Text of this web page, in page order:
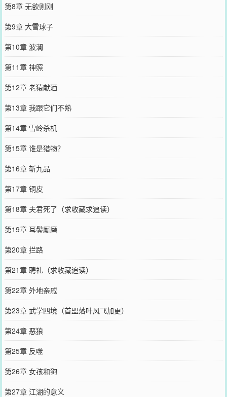
第8章 无欲则刚
第9章 大雪球子
第10章 波澜
第11章 神照
第12章 老猿献酒
第13章 我跟它们不熟
第14章 雪岭杀机
第15章 谁是猎物？
第16章 斩九品
第17章 铜皮
第18章 夫君死了（求收藏求追读）
第19章 耳鬓厮磨
第20章 拦路
第21章 聘礼（求收藏追读）
第22章 外地亲戚
第23章 武学四境（首盟落叶风飞加更）
第24章 恶狼
第25章 反噬
第26章 女孩和狗
第27章 江湖的意义